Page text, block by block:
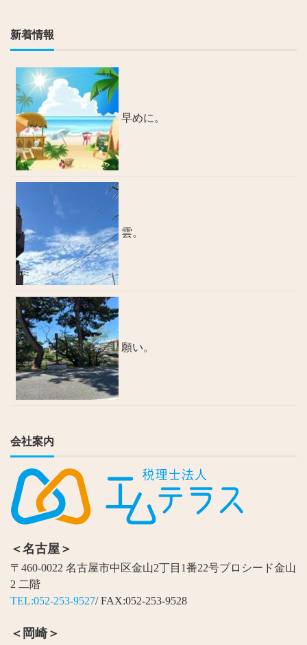
新着情報
早めに。
雲。
願い。
会社案内
＜名古屋＞
〒460-0022 名古屋市中区金山2丁目1番22号プロシード金山
2 二階
TEL:052-253-9527/ FAX:052-253-9528
＜岡崎＞